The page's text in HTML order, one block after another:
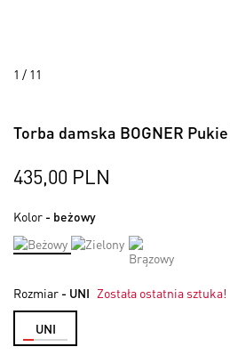
1 / 11
the
gallery
Torba damska BOGNER
435,00 PLN
Kolor - beżowy
Rozmiar - UNI Została ostatnia sztuka!
UNI